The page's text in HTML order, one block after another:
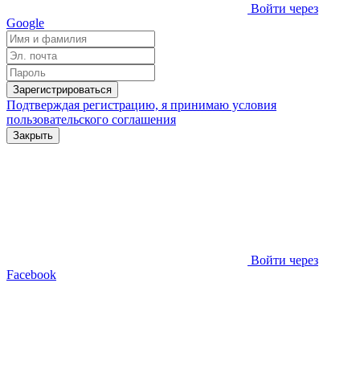
Войти через
Google
Зарегистрироваться
Подтверждая регистрацию, я принимаю условия
пользовательского соглашения
Закрыть
Войти через
Facebook